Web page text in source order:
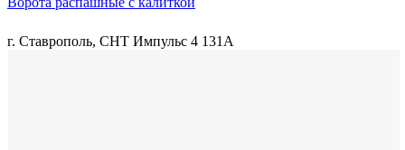
г. Ставрополь, СНТ Импульс 4 131А